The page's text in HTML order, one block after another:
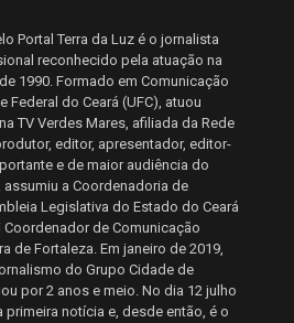
Portal Terra da Luz é o jornalista
reconhecido pela atuação na
1990. Formado em Comunicação
Federal do Ceará (UFC), atuou
TV Verdes Mares, afiliada da Rede
editor, apresentador, editor-
e de maior audiência do
assumiu a Coordenadoria de
Legislativa do Estado do Ceará
de Comunicação
de Fortaleza. Em janeiro de 2019,
do Grupo Cidade de
por 2 anos e meio. No dia 12 julho
primeira notícia e, desde então, é o